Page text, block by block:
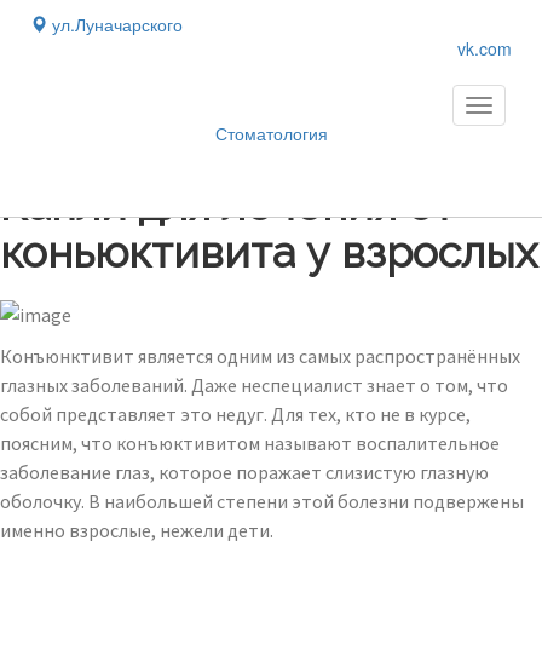
ул.Луначарского
vk.com
Стоматология
Toggle
Капли для лечения от
коньюктивита у взрослых
Конъюнктивит является одним из самых распространённых
глазных заболеваний. Даже неспециалист знает о том, что
собой представляет это недуг. Для тех, кто не в курсе,
поясним, что конъюктивитом называют воспалительное
заболевание глаз, которое поражает слизистую глазную
оболочку. В наибольшей степени этой болезни подвержены
именно взрослые, нежели дети.